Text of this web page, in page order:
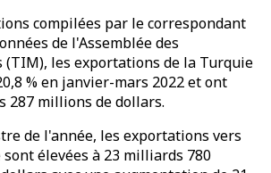
compilées par le correspondant
de l'Assemblée des
les exportations de la Turquie
% en janvier-mars 2022 et ont
287 millions de dollars.
de l'année, les exportations vers
sont élevées à 23 milliards 780